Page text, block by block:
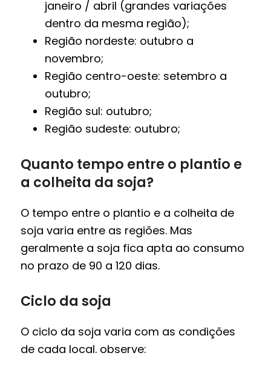
janeiro / abril (grandes variações
dentro da mesma região);
Região nordeste: outubro a
novembro;
Região centro-oeste: setembro a
outubro;
Região sul: outubro;
Região sudeste: outubro;
Quanto tempo entre o plantio e
a colheita da soja?
O tempo entre o plantio e a colheita de
soja varia entre as regiões. Mas
geralmente a soja fica apta ao consumo
no prazo de 90 a 120 dias.
Ciclo da soja
O ciclo da soja varia com as condições
de cada local. observe: